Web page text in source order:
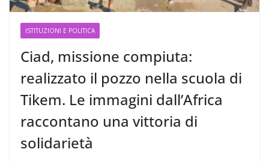
ISTITUZIONI E POLITICA
Ciad, missione compiuta:
realizzato il pozzo nella scuola di
Tikem. Le immagini dall’Africa
raccontano una vittoria di
solidarietà